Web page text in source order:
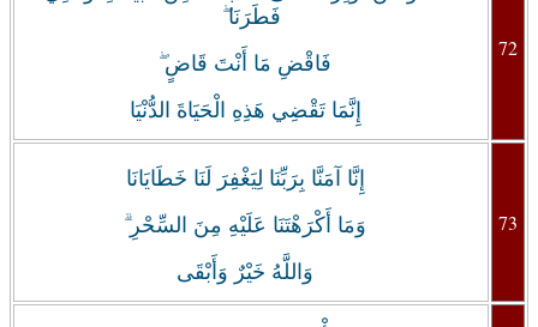
فَطَرَنَا ۖ
فَاقْضِ مَا أَنْتَ قَاضٍ ۖ
إِنَّمَا تَقْضِي هَذِهِ الْحَيَاةَ الدُّنْيَا
72
إِنَّا آمَنَّا بِرَبِّنَا لِيَغْفِرَ لَنَا خَطَايَانَا
وَمَا أَكْرَهْتَنَا عَلَيْهِ مِنَ السِّحْرِ ۗ
وَاللَّهُ خَيْرٌ وَأَبْقَى
73